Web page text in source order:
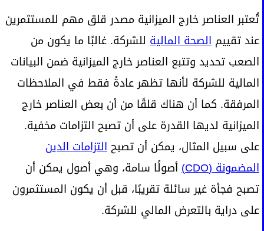
تُعتبر العناصر خارج الميزانية مصدر قلق مهم للمستثمرين
عند تقييم الصحة المالية للشركة. غالبًا ما يكون من
الصعب تحديد وتتبع العناصر خارج الميزانية ضمن البيانات
المالية للشركة لأنها تظهر عادةً فقط في الملاحظات
المرفقة. كما أن هناك قلقًا من أن بعض العناصر خارج
الميزانية لديها القدرة على أن تصبح التزامات مخفية.
على سبيل المثال، يمكن أن تصبحالتزامات الدين
المضمونة (CDO)
أصولًا سامة، وهي أصول يمكن أن
تصبح فجأة غير سائلة تقريبًا، قبل أن يكون المستثمرون
على دراية بالتعرض المالي للشركة.